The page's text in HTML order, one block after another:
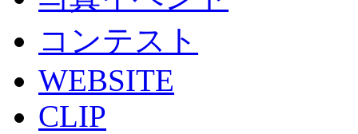
コンテスト
WEBSITE
CLIP